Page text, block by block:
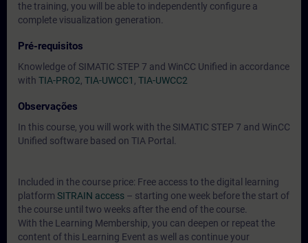
the training, you will be able to independently configure a
complete visualization generation.
Pré-requisitos
Knowledge of SIMATIC STEP 7 and WinCC Unified in accordance
with TIA-PRO2, TIA-UWCC1 , TIA-UWCC2
Observações
In this course, you will work with the SIMATIC STEP 7 and WinCC
Unified software based on TIA Portal.
Included in the course price: Free access to the digital learning
platform SITRAIN access – starting one week before the start of
the course until two weeks after the end of the course.
With the Learning Membership, you can deepen or repeat the
content of this Learning Event as well as continue your